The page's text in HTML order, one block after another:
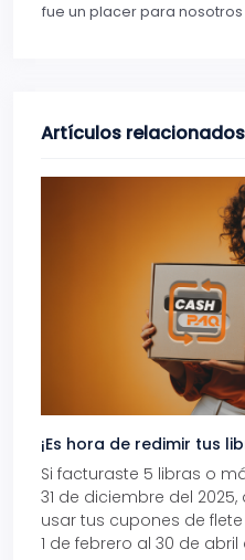
fue un placer para
Artículos relacionados
¡Es hora de redimir tus
Si facturaste 5 libras o
31 de diciembre del
usar tus cupones de
1 de febrero al 30 de abril